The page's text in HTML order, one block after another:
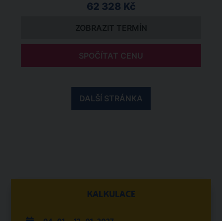
62 328 Kč
ZOBRAZIT TERMÍN
SPOČÍTAT CENU
DALŠÍ STRÁNKA
KALKULACE